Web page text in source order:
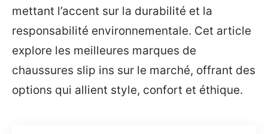
mettant l’accent sur la durabilité et la
responsabilité environnementale. Cet article
explore les meilleures marques de
chaussures slip ins sur le marché, offrant des
options qui allient style, confort et éthique.